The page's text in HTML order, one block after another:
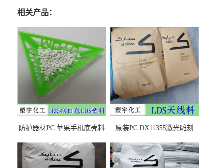
相关产品：
防护器材PC 苹果手机底壳料
之忧
原装PC DX11355激光雕刻